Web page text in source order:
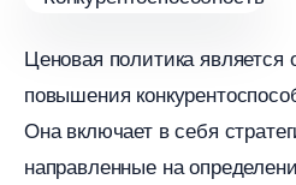
Ценовая политика
повышения
Она включает в себя
направленные на